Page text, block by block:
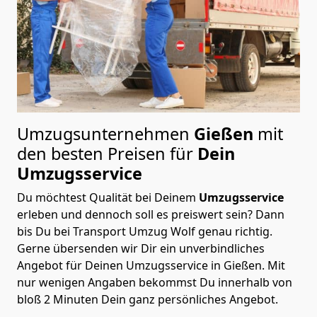
Umzugsunternehmen Gießen mit
den besten Preisen für Dein
Umzugsservice
Du möchtest Qualität bei Deinem Umzugsservice
erleben und dennoch soll es preiswert sein? Dann
bis Du bei Transport Umzug Wolf genau richtig.
Gerne übersenden wir Dir ein unverbindliches
Angebot für Deinen Umzugsservice in Gießen. Mit
nur wenigen Angaben bekommst Du innerhalb von
bloß 2 Minuten Dein ganz persönliches Angebot.